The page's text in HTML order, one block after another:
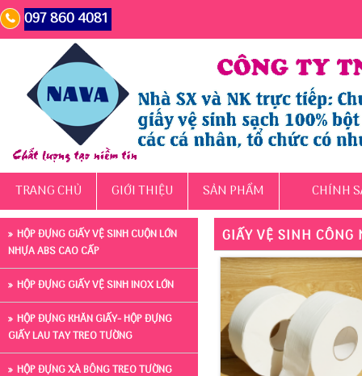
097 860 4081
TRANG CHỦ GIỚI THIỆU SẢN PHẨM CHÍNH
HỘP ĐỰNG GIẤY VỆ SINH CUỘN LỚN
NHỰA ABS CAO CẤP
HỘP ĐỰNG GIẤY VỆ SINH INOX LỚN
HỘP ĐỰNG KHĂN GIẤY- HỘP ĐỰNG
GIẤY LAU TAY TREO TƯỜNG
HỘP ĐỰNG XÀ BÔNG TREO TƯỜNG
GIẤY VỆ SINH